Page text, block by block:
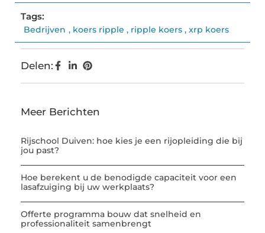
Tags:
Bedrijven , koers ripple , ripple koers , xrp koers
Delen:
Meer Berichten
Rijschool Duiven: hoe kies je een rijopleiding die bij
jou past?
Hoe berekent u de benodigde capaciteit voor een
lasafzuiging bij uw werkplaats?
Offerte programma bouw dat snelheid en
professionaliteit samenbrengt